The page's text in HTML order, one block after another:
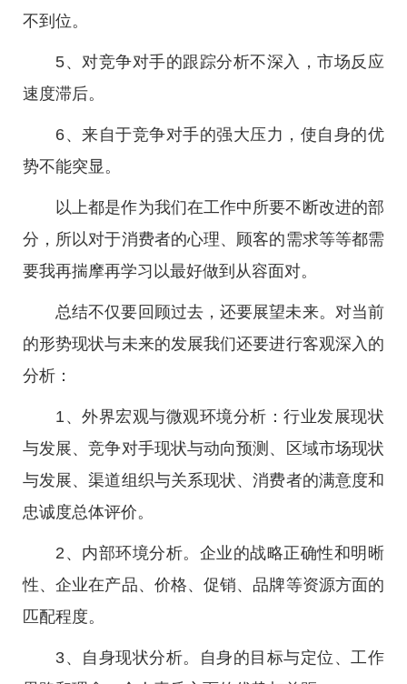
不到位。
5、对竞争对手的跟踪分析不深入，市场反应
速度滞后。
6、来自于竞争对手的强大压力，使自身的优
势不能突显。
以上都是作为我们在工作中所要不断改进的部
分，所以对于消费者的心理、顾客的需求等等都需
要我再揣摩再学习以最好做到从容面对。
总结不仅要回顾过去，还要展望未来。对当前
的形势现状与未来的发展我们还要进行客观深入的
分析：
1、外界宏观与微观环境分析：行业发展现状
与发展、竞争对手现状与动向预测、区域市场现状
与发展、渠道组织与关系现状、消费者的满意度和
忠诚度总体评价。
2、内部环境分析。企业的战略正确性和明晰
性、企业在产品、价格、促销、品牌等资源方面的
匹配程度。
3、自身现状分析。自身的目标与定位、工作